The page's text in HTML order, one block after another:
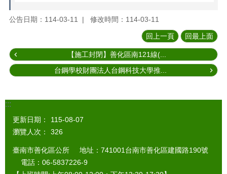
公告日期：114-03-11 修改時間：114-03-11
回上一頁 回最上面
【施工封閉】善化區南121線(...
台鋼學校財團法人台鋼科技大學推...
:::
更新日期：
115-08-07
瀏覽人次：
326
臺南市善化區公所 地址：741001台南市善化區建國路190號
電話：06-5837226-9